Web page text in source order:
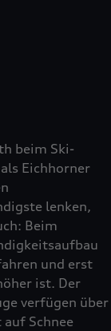
beim Ski-
Eichhorner
lenken,
Beim
und erst
ist. Der
verfügen über
Schnee